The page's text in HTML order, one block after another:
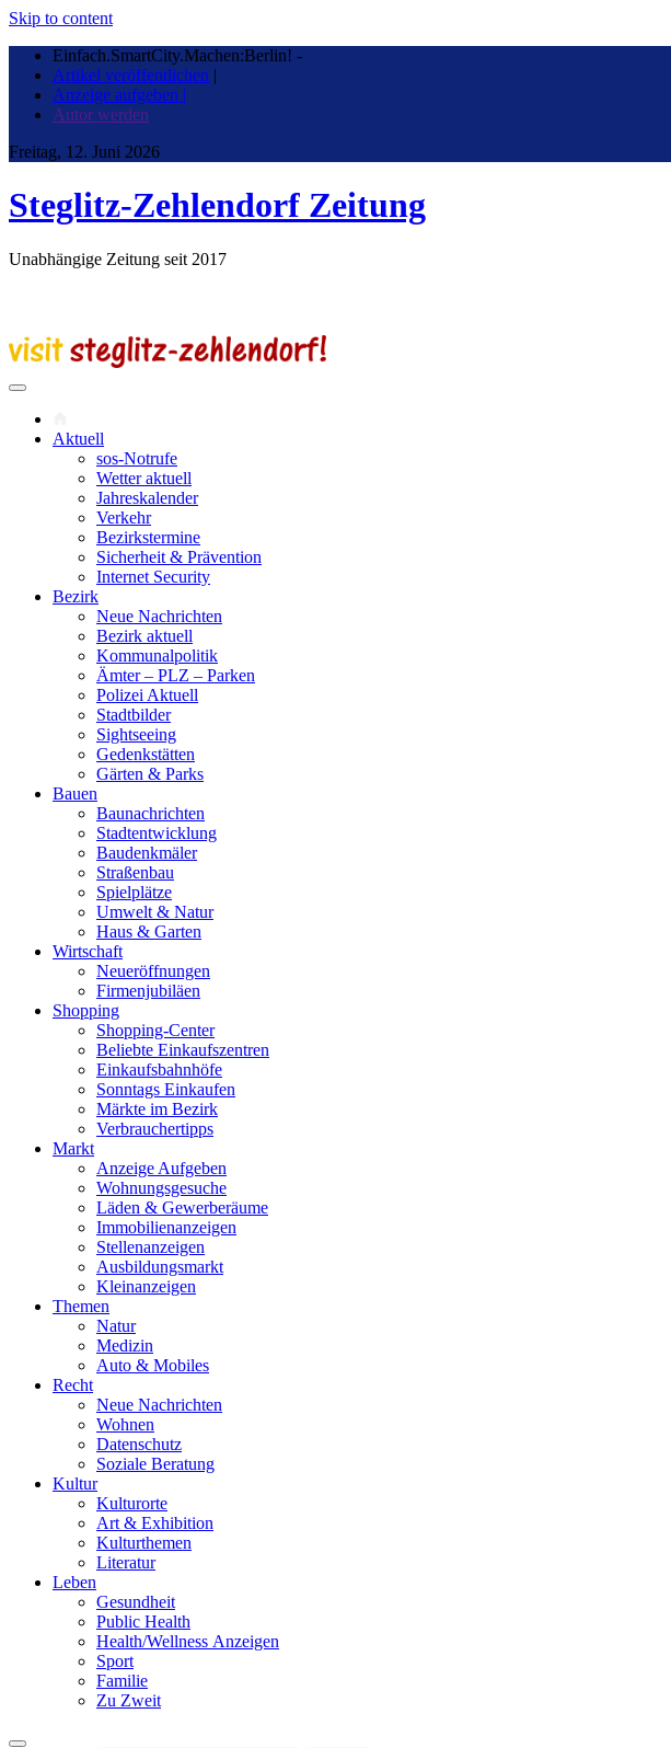
Skip to content
Einfach.SmartCity.Machen:Berlin! -
Artikel veröffentlichen |
Anzeige aufgeben |
Autor werden
Freitag, 12. Juni 2026
Steglitz-Zehlendorf Zeitung
Unabhängige Zeitung seit 2017
Aktuell
sos-Notrufe
Wetter aktuell
Jahreskalender
Verkehr
Bezirkstermine
Sicherheit & Prävention
Internet Security
Bezirk
Neue Nachrichten
Bezirk aktuell
Kommunalpolitik
Ämter – PLZ – Parken
Polizei Aktuell
Stadtbilder
Sightseeing
Gedenkstätten
Gärten & Parks
Bauen
Baunachrichten
Stadtentwicklung
Baudenkmäler
Straßenbau
Spielplätze
Umwelt & Natur
Haus & Garten
Wirtschaft
Neueröffnungen
Firmenjubiläen
Shopping
Shopping-Center
Beliebte Einkaufszentren
Einkaufsbahnhöfe
Sonntags Einkaufen
Märkte im Bezirk
Verbrauchertipps
Markt
Anzeige Aufgeben
Wohnungsgesuche
Läden & Gewerberäume
Immobilienanzeigen
Stellenanzeigen
Ausbildungsmarkt
Kleinanzeigen
Themen
Natur
Medizin
Auto & Mobiles
Recht
Neue Nachrichten
Wohnen
Datenschutz
Soziale Beratung
Kultur
Kulturorte
Art & Exhibition
Kulturthemen
Literatur
Leben
Gesundheit
Public Health
Health/Wellness Anzeigen
Sport
Familie
Zu Zweit